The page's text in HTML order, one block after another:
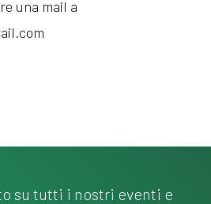
una mail a
su tutti i nostri eventi e